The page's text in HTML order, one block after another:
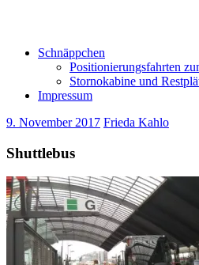
Schnäppchen
Positionierungsfahrten
Stornokabine und
Impressum
9. November 2017 Frieda Kahlo
Shuttlebus